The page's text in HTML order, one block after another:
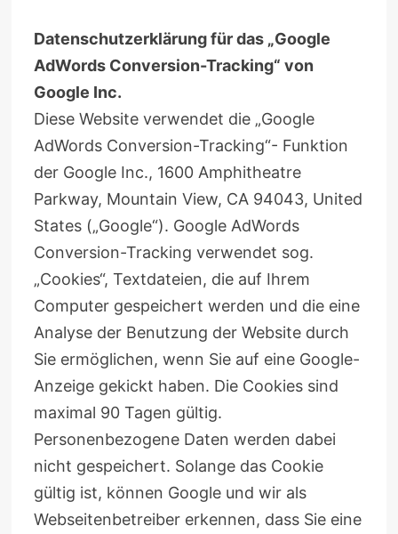
Datenschutzerklärung für das „Google
AdWords Conversion-Tracking“ von
Google Inc.
Diese Website verwendet die „Google
AdWords Conversion-Tracking“- Funktion
der Google Inc., 1600 Amphitheatre
Parkway, Mountain View, CA 94043, United
States („Google“). Google AdWords
Conversion-Tracking verwendet sog.
„Cookies“, Textdateien, die auf Ihrem
Computer gespeichert werden und die eine
Analyse der Benutzung der Website durch
Sie ermöglichen, wenn Sie auf eine Google-
Anzeige gekickt haben. Die Cookies sind
maximal 90 Tagen gültig.
Personenbezogene Daten werden dabei
nicht gespeichert. Solange das Cookie
gültig ist, können Google und wir als
Webseitenbetreiber erkennen, dass Sie eine